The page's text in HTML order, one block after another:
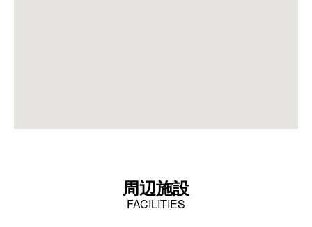
周辺施設
FACILITIES